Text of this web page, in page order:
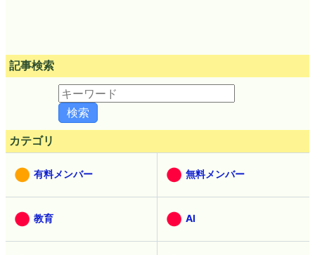
記事検索
カテゴリ
有料メンバー 無料メンバー
教育 AI